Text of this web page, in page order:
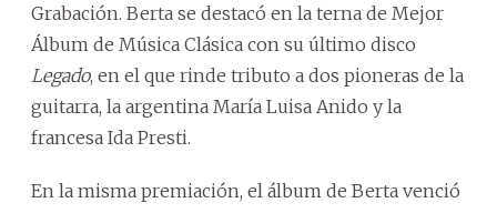
Grabación. Berta se destacó en la terna de Mejor
Álbum de Música Clásica con su último disco
Legado, en el que rinde tributo a dos pioneras de la
guitarra, la argentina María Luisa Anido y la
francesa Ida Presti.
En la misma premiación, el álbum de Berta venció